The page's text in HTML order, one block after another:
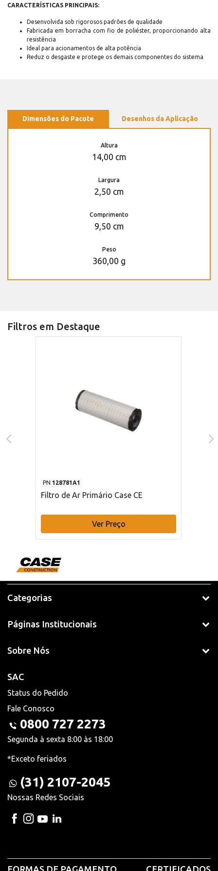
CARACTERÍSTICAS PRINCIPAIS:
Desenvolvida sob rigorosos padrões de qualidade
Fabricada em borracha com fio de poliéster, proporcionando alta
resistência
Ideal para acionamentos de alta potência
Reduz o desgaste e protege os demais componentes do sistema
Dimensões do Pacote Desenhos da Aplicação
Altura
14,00 cm
Largura
2,50 cm
Comprimento
9,50 cm
Peso
360,00 g
Filtros em Destaque
PN 128781A1
Filtro de Ar Primário Case CE
Ver Preço
Categorias
Páginas Institucionais
Sobre Nós
SAC
Status do Pedido
Fale Conosco
0800 727 2273
Segunda à sexta 8:00 às 18:00
*Exceto feriados
(31) 2107-2045
Nossas Redes Sociais